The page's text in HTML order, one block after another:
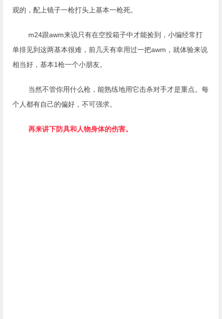
观的，配上镜子一枪打头上基本一枪死。
m24跟awm来说只有在空投箱子中才能捡到，小编经常打
单排见到这两基本很难，前几天有幸用过一把awm，就体验来说
相当好，基本1枪一个小朋友。
当然不管你用什么枪，能熟练地用它击杀对手才是重点。每
个人都有自己的偏好，不可强求。
再来讲下防具和人物身体的伤害。